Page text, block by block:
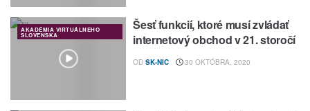
AKADÉMIA VIRTUÁLNEHO
SLOVENSKA
Šesť funkcií, ktoré musí zvládať
internetový obchod v 21. storočí
OD SK-NIC 30 OKTÓBRA, 2020